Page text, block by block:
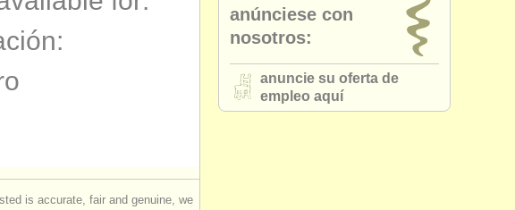
is accurate, fair and genuine, we
anúnciese con
nosotros:
anuncie su oferta de
empleo aquí